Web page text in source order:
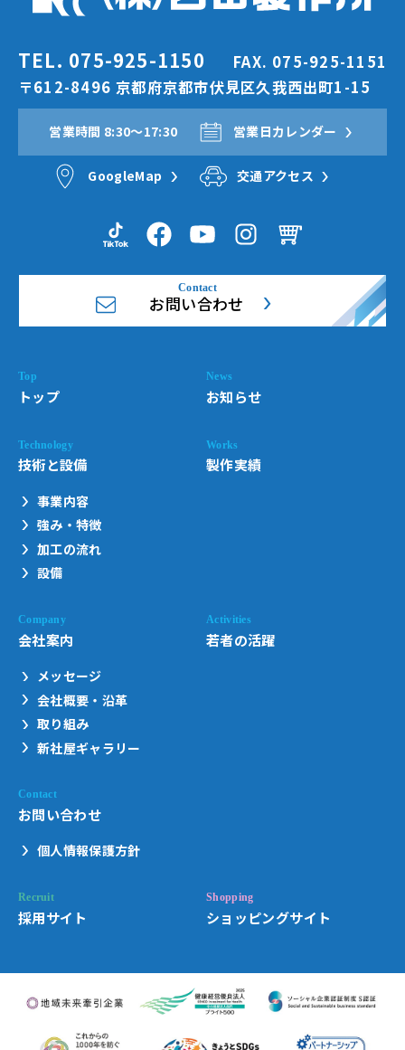
TEL. 075-925-1150
FAX. 075-925-1151
〒612-8496 京都府京都市伏見区久我西出町1-15
営業時間 8:30〜17:30 営業日カレンダー
GoogleMap 交通アクセス
お問い合わせ
トップ お知らせ
技術と設備
事業内容
強み・特徴
加工の流れ
設備
製作実績
会社案内
メッセージ
会社概要・沿革
取り組み
新社屋ギャラリー
若者の活躍
お問い合わせ
個人情報保護方針
採用サイト ショッピングサイト